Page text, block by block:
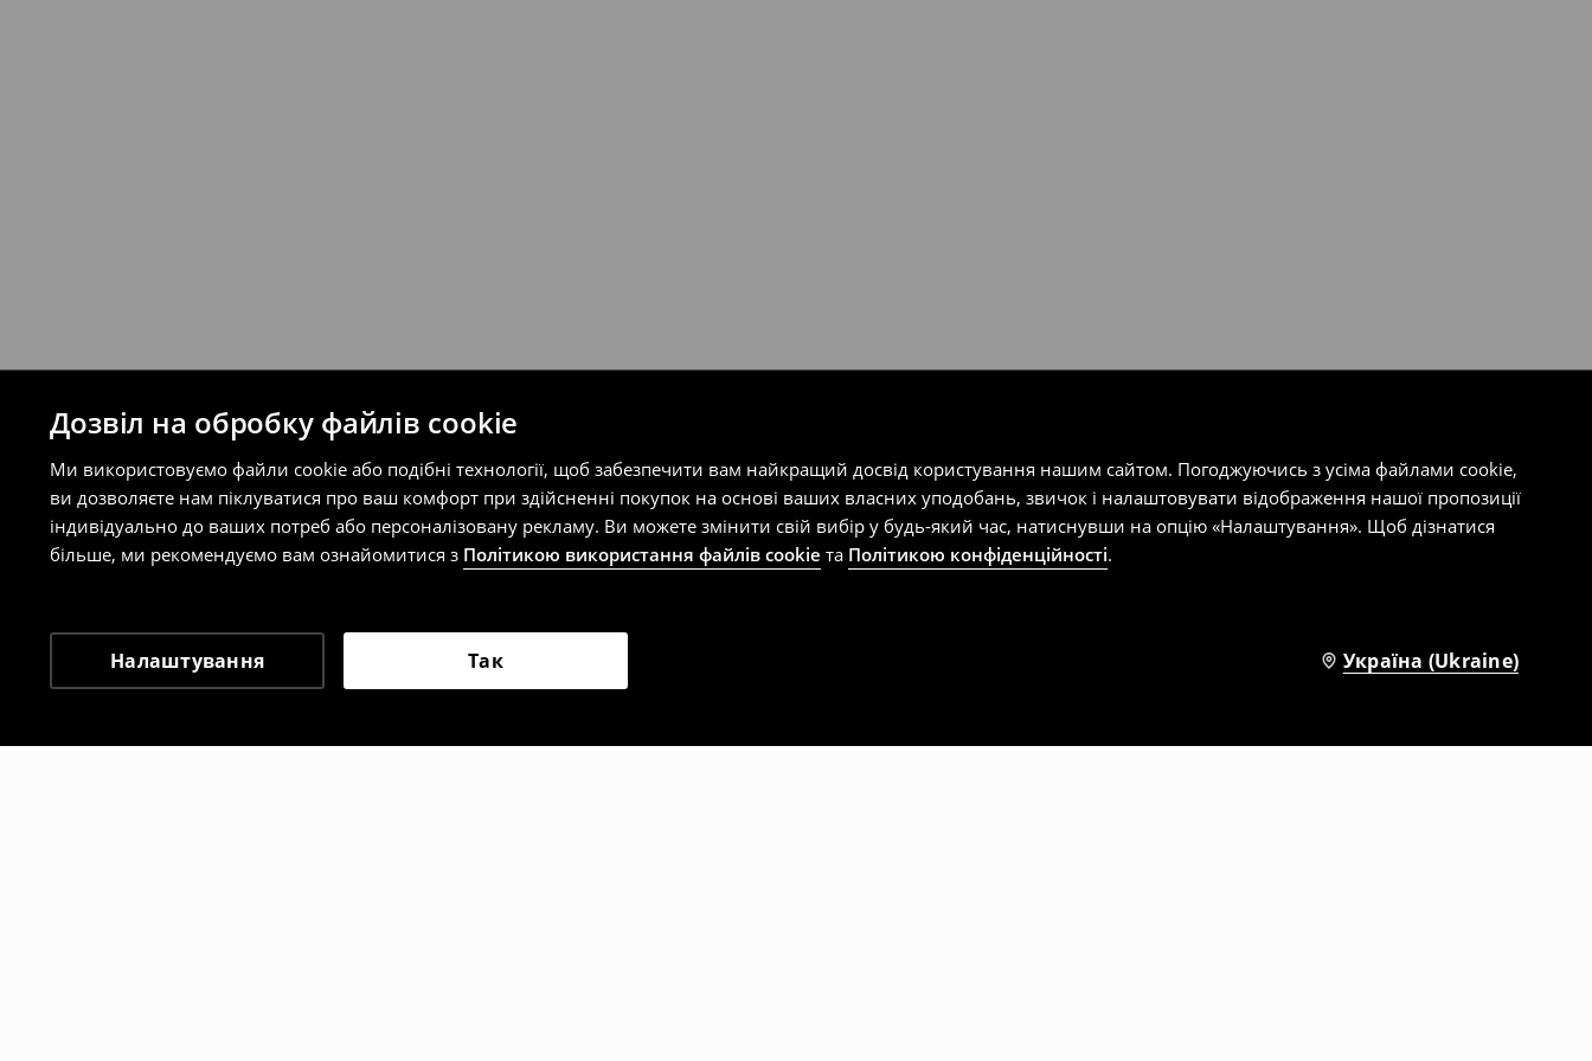
Дозвіл на обробку файлів cookie
Ми використовуємо файли cookie або подібні технології, щоб забезпечити вам найкращий досвід користування нашим сайтом. Погоджуючись з усіма файлами cookie,
ви дозволяєте нам піклуватися про ваш комфорт при здійсненні покупок на основі ваших власних уподобань, звичок і налаштовувати відображення нашої пропозиції
індивідуально до ваших потреб або персоналізовану рекламу. Ви можете змінити свій вибір у будь-який час, натиснувши на опцію «Налаштування». Щоб дізнатися
більше, ми рекомендуємо вам ознайомитися з Політикою використання файлів cookie та Політикою конфіденційності.
Налаштування Так Україна (Ukraine)